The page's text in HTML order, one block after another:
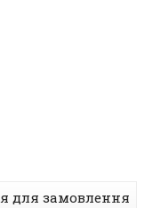
для замовлення